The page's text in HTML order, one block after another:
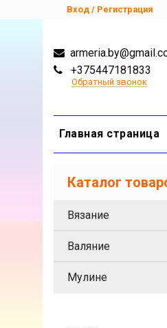
Вход / Регистрация
+375447181833
Обратный звонок
Главная страница
Каталог
Вязание
Валяние
Мулине